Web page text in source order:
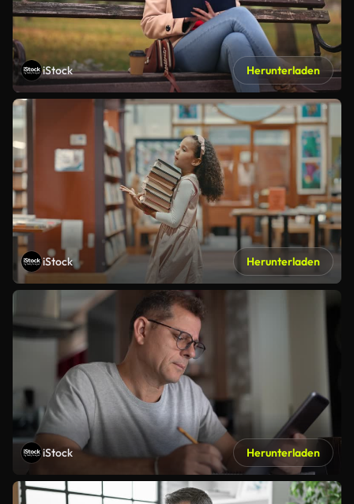
iStock Herunterladen
iStock Herunterladen
iStock Herunterladen